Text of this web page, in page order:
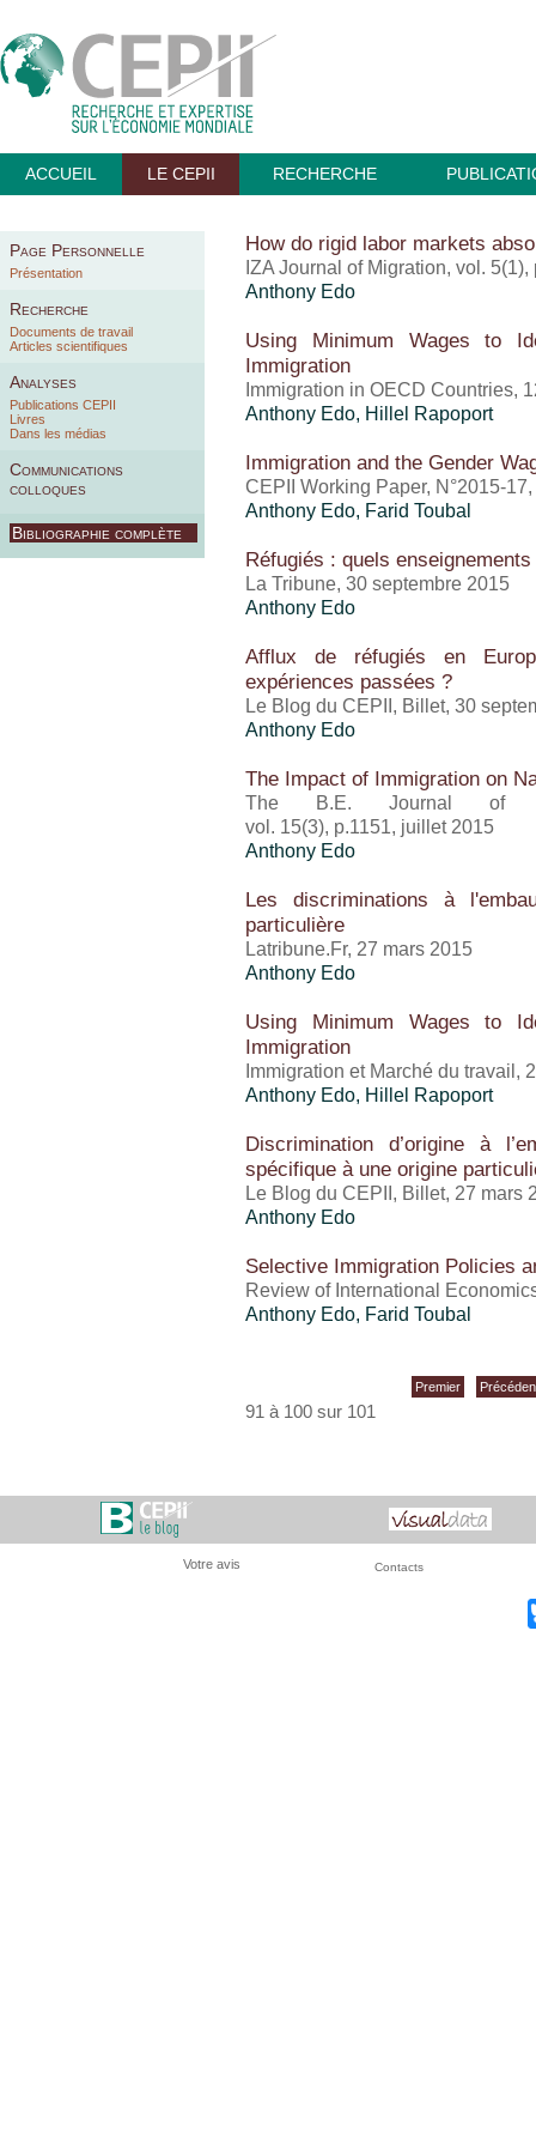
ACCUEIL LE CEPII RECHERCHE
Page Personnelle
Présentation
Recherche
Documents de travail
Articles scientifiques
Analyses
Publications CEPII
Livres
Dans les médias
Communications
colloques
Bibliographie complète
How do rigid labor markets
IZA Journal of Migration, vol.
Anthony Edo
Using Minimum Wages to
Immigration
Immigration in OECD Countries,
Anthony Edo, Hillel Rapoport
Immigration and the Gender
CEPII Working Paper, N°2015-
Anthony Edo, Farid Toubal
Réfugiés : quels
La Tribune, 30 septembre 2015
Anthony Edo
Afflux de réfugiés en
expériences passées ?
Le Blog du CEPII, Billet, 30
Anthony Edo
The Impact of Immigration on
The B.E. Journal of
vol. 15(3), p.1151, juillet 2015
Anthony Edo
Les discriminations à
particulière
Latribune.Fr, 27 mars 2015
Anthony Edo
Using Minimum Wages to
Immigration
Immigration et Marché du travail,
Anthony Edo, Hillel Rapoport
Discrimination d’origine à
spécifique à une origine
Le Blog du CEPII, Billet, 27 mars
Anthony Edo
Selective Immigration Policies
Review of International
Anthony Edo, Farid Toubal
Premier
91 à 100 sur 101
Votre avis Contacts